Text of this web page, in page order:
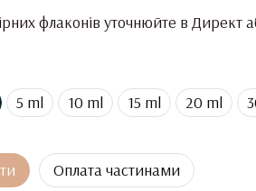
флаконів уточнюйте в Директ
5 ml 10 ml 15 ml 20 ml
Оплата частинами